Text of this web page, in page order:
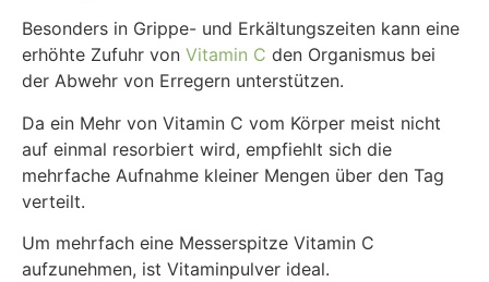
Besonders in Grippe- und Erkältungszeiten kann eine
erhöhte Zufuhr von Vitamin C den Organismus bei
der Abwehr von Erregern unterstützen.
Da ein Mehr von Vitamin C vom Körper meist nicht
auf einmal resorbiert wird, empfiehlt sich die
mehrfache Aufnahme kleiner Mengen über den Tag
verteilt.
Um mehrfach eine Messerspitze Vitamin C
aufzunehmen, ist Vitaminpulver ideal.